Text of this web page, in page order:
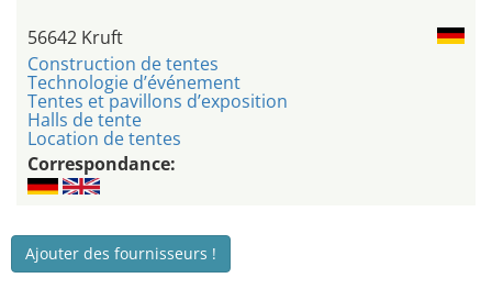
56642 Kruft
Construction de tentes
Technologie d’événement
Tentes et pavillons d’exposition
Halls de tente
Location de tentes
Correspondance:
Ajouter des fournisseurs !